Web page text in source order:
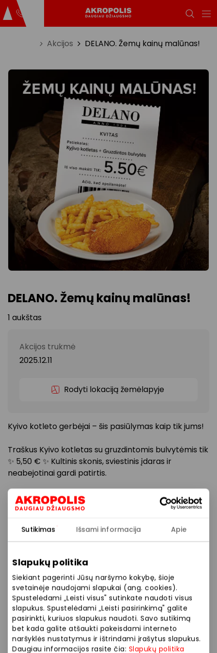
Sutikimas Išsami informacija Apie
Slapukų politika
Siekiant pagerinti Jūsų naršymo kokybę, šioje
svetainėje naudojami slapukai (ang. cookies).
Spustelėdami „Leisti visus" sutinkate naudoti visus
slapukus. Spustelėdami „Leisti pasirinkimą" galite
pasirinkti, kuriuos slapukus naudoti. Savo sutikimą
bet kada galite atšaukti pakeisdami interneto
naršyklės nustatymus ir ištrindami įrašytus slapukus.
Daugiau informacijos rasite čia: Slapukų politika
Akcijos DELANO. Žemų kainų malūnas!
DELANO. Žemų kainų malūnas!
1 aukštas
Akcijos trukmė
2025.12.11
Rodyti lokaciją žemėlapyje
Kyivo kotleto gerbėjai – šis pasiūlymas kaip tik jums!
Traškus Kyivo kotletas su gruzdintomis bulvytėmis tik
✨ 5,50 € ✨ Kultinis skonis, sviestinis įdaras ir
neabejotinai gardi patirtis.
Pietų ar vakarienės pasirinkimas – jau aiškus! Telieka
užsukti pasimėgauti.
*Akcija galioja 2025.11.11 – 2025.12.11. Papildomos
nuolaidos netaikomos ir nesumuojamos.
Prekybos ir pramogų centre „AKROPOLIS“
veikiančios parduotuvės ir paslaugų teikėjai
savarankiškai nustato taikomas nuolaidas, jų
dydžius bei kitas aktualias sąlygas.
Stengiamės kuo tiksliau pateikti aktualią
informaciją, tačiau, jei kyla neatitikimų tarp mūsų